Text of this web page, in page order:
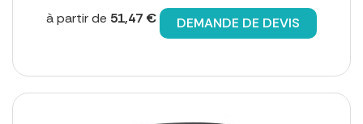
à partir de 51,47 € DEMANDE DE DEVIS